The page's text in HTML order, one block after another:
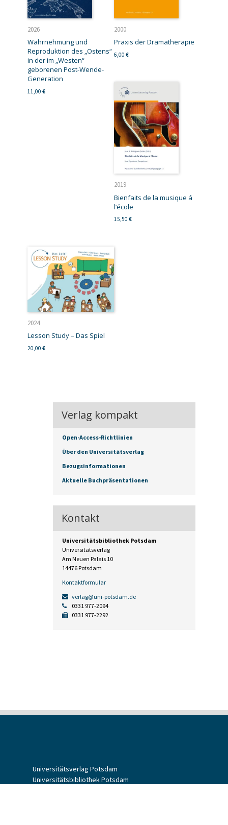
2026
Wahrnehmung und
Reproduktion des „Ostens“
in der im „Westen“
geborenen Post-Wende-
Generation
11,00 €
2000
Praxis der Dramatherapie
6,00 €
2019
Bienfaits de la musique á
l’école
15,50 €
2024
Lesson Study – Das Spiel
20,00 €
Verlag kompakt
Open-Access-Richtlinien
Über den Universitätsverlag
Bezugsinformationen
Aktuelle Buchpräsentationen
Kontakt
Universitätsbibliothek Potsdam
Universitätsverlag
Am Neuen Palais 10
14476 Potsdam
Kontaktformular
verlag@uni-potsdam.de
0331 977-2094
0331 977-2292
Universitätsverlag Potsdam
Universitätsbibliothek Potsdam